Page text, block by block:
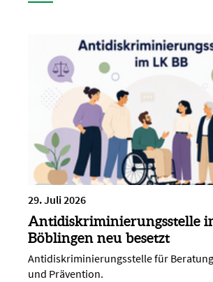
29. Juli 2026
Antidiskriminierungsstelle
Böblingen neu besetzt
Antidiskriminierungsstelle für
und Prävention.